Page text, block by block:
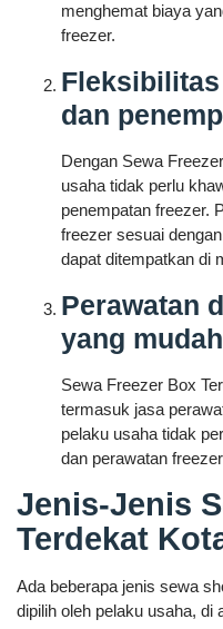
menghemat biaya
freezer.
dan
Dengan Sewa
usaha tidak perlu
penempatan freezer.
freezer sesuai
dapat ditempatkan di
Perawatan
yang mudah
Sewa Freezer Box
termasuk jasa
pelaku usaha tidak
dan perawatan
Jenis-Jenis
Terdekat
Ada beberapa jenis sewa
dipilih oleh pelaku usaha, di